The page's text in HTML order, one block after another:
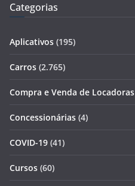
Categorias
Aplicativos (195)
Carros (2.765)
Compra e Venda de Locadoras
Concessionárias (4)
COVID-19 (41)
Cursos (60)